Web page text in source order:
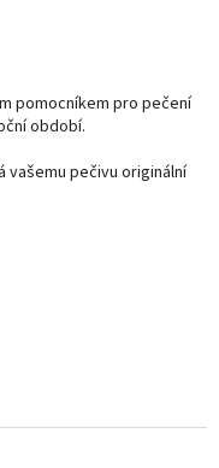
pomocníkem pro pečení
období.
vašemu pečivu originální